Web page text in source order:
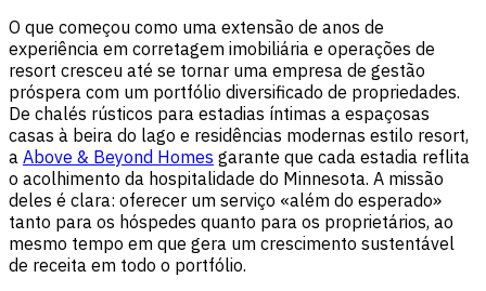
O que começou como uma extensão de anos de
experiência em corretagem imobiliária e operações de
resort cresceu até se tornar uma empresa de gestão
próspera com um portfólio diversificado de propriedades.
De chalés rústicos para estadias íntimas a espaçosas
casas à beira do lago e residências modernas estilo resort,
a Above & Beyond Homes garante que cada estadia reflita
o acolhimento da hospitalidade do Minnesota. A missão
deles é clara: oferecer um serviço «além do esperado»
tanto para os hóspedes quanto para os proprietários, ao
mesmo tempo em que gera um crescimento sustentável
de receita em todo o portfólio.